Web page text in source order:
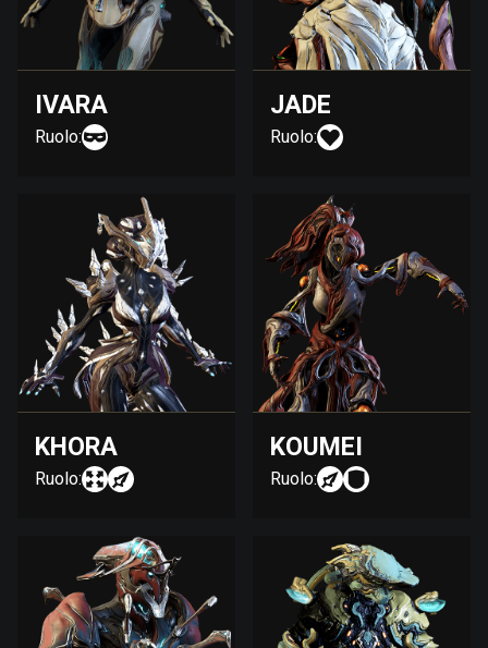
IVARA
Ruolo:
JADE
Ruolo:
KHORA
Ruolo:
KOUMEI
Ruolo: